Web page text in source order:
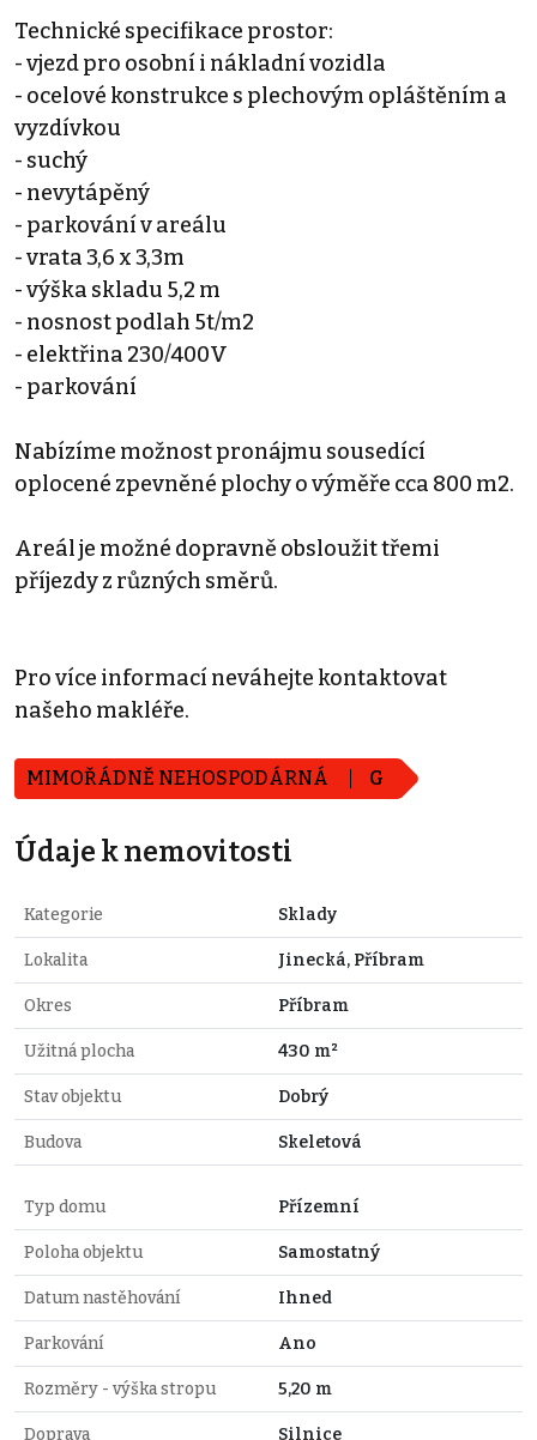
Technické specifikace prostor:
- vjezd pro osobní i nákladní vozidla
- ocelové konstrukce s plechovým opláštěním a
vyzdívkou
- suchý
- nevytápěný
- parkování v areálu
- vrata 3,6 x 3,3m
- výška skladu 5,2 m
- nosnost podlah 5t/m2
- elektřina 230/400V
- parkování
Nabízíme možnost pronájmu sousedící
oplocené zpevněné plochy o výměře cca 800 m2.
Areál je možné dopravně obsloužit třemi
příjezdy z různých směrů.
Pro více informací neváhejte kontaktovat
našeho makléře.
MIMOŘÁDNĚ NEHOSPODÁRNÁ G
Údaje k nemovitosti
Kategorie Sklady
Lokalita Jinecká, Příbram
Okres Příbram
Užitná plocha 430 m²
Stav objektu Dobrý
Budova Skeletová
Typ domu Přízemní
Poloha objektu Samostatný
Datum nastěhování Ihned
Parkování Ano
Rozměry - výška stropu 5,20 m
Doprava Silnice